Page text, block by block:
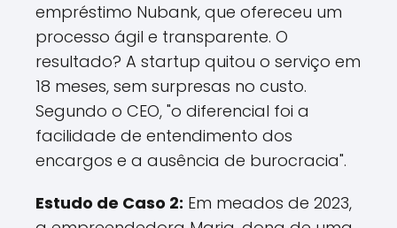
empréstimo Nubank, que ofereceu um
processo ágil e transparente. O
resultado? A startup quitou o serviço em
18 meses, sem surpresas no custo.
Segundo o CEO, "o diferencial foi a
facilidade de entendimento dos
encargos e a ausência de burocracia".
Estudo de Caso 2: Em meados de 2023,